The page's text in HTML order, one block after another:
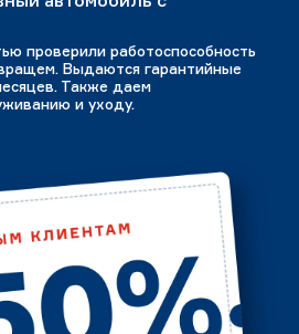
проверили работоспособность
Выдаются гарантийные
Также даем
и уходу.